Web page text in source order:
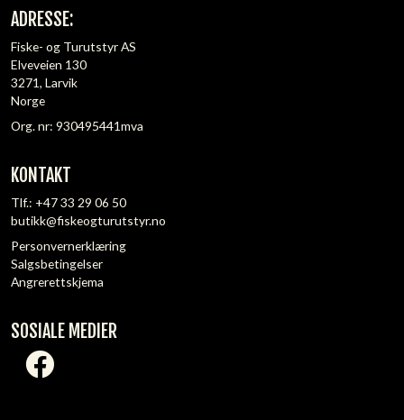
ADRESSE:
Fiske- og Turutstyr AS
Elveveien 130
3271, Larvik
Norge
Org. nr: 930495441mva
KONTAKT
Tlf.: +47 33 29 06 50
butikk@fiskeogturutstyr.no
Personvernerklæring
Salgsbetingelser
Angrerettskjema
SOSIALE MEDIER